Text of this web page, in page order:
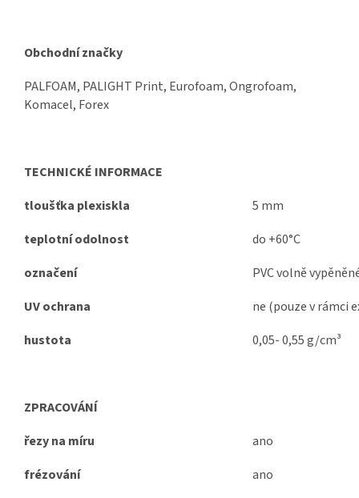
Obchodní značky
PALFOAM, PALIGHT Print, Eurofoam, Ongrofoam,
Komacel, Forex
TECHNICKÉ INFORMACE
tloušťka plexiskla
5 mm
teplotní odolnost
do +60°C
označení
PVC volně
UV ochrana
ne (pouze v rámci
hustota
0,05- 0,55 g/cm³
ZPRACOVÁNÍ
řezy na míru
ano
frézování
ano